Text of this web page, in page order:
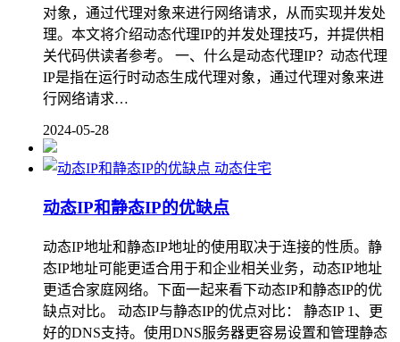
对象，通过代理对象来进行网络请求，从而实现并发处
理。本文将介绍动态代理IP的并发处理技巧，并提供相
关代码供读者参考。 一、什么是动态代理IP？动态代理
IP是指在运行时动态生成代理对象，通过代理对象来进
行网络请求…
2024-05-28
动态住宅
动态IP和静态IP的优缺点
动态IP地址和静态IP地址的使用取决于连接的性质。静
态IP地址可能更适合用于和企业相关业务，动态IP地址
更适合家庭网络。下面一起来看下动态IP和静态IP的优
缺点对比。 动态IP与静态IP的优点对比： 静态IP 1、更
好的DNS支持。使用DNS服务器更容易设置和管理静态